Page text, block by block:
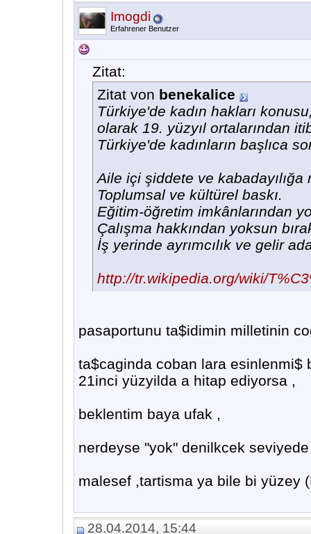
Imogdi
Erfahrener Benutzer
Zitat:
Zitat von benekalice
Türkiye'de kadın hakları
olarak 19. yüzyıl ortalarından
Türkiye'de kadınların başlıca
Aile içi şiddete ve kabadayılığa
Toplumsal ve kültürel baskı.
Eğitim-öğretim imkânlarından
Çalışma hakkından yoksun
İş yerinde ayrımcılık ve gelir
http://tr.wikipedia.org/wiki/
pasaportunu ta$idimin milletinin
ta$caginda coban lara esinlenmi$
21inci yüzyilda a hitap ediyorsa ,
beklentim baya ufak ,
nerdeyse "yok" denilkcek
malesef ,tartisma ya bile bi yüzey
28.04.2014, 15:44